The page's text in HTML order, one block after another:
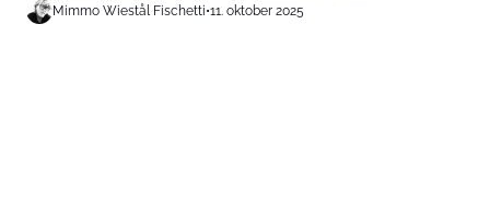
Mimmo Wiestål Fischetti•11. oktober 2025